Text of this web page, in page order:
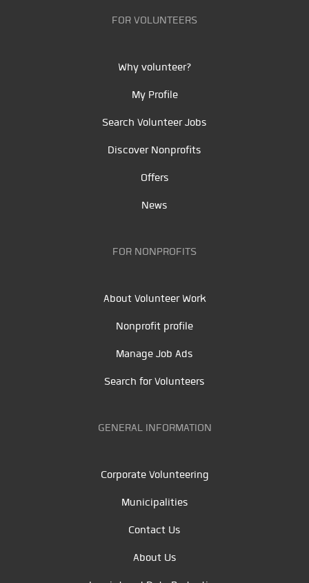
FOR VOLUNTEERS
Why volunteer?
My Profile
Search Volunteer Jobs
Discover Nonprofits
Offers
News
FOR NONPROFITS
About Volunteer Work
Nonprofit profile
Manage Job Ads
Search for Volunteers
GENERAL INFORMATION
Corporate Volunteering
Municipalities
Contact Us
About Us